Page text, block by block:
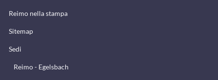
Reimo nella stampa
Sitemap
Sedi
Reimo - Egelsbach